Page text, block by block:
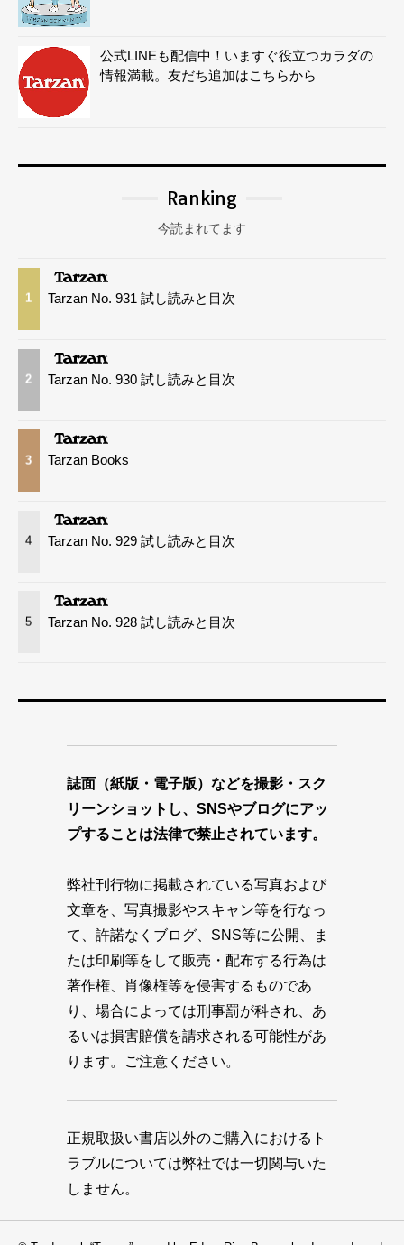
公式LINEも配信中！いますぐ役立つカラダの
情報満載。友だち追加はこちらから
Ranking
今読まれてます
1 Tarzan No. 931 試し読みと目次
2 Tarzan No. 930 試し読みと目次
3 Tarzan Books
4 Tarzan No. 929 試し読みと目次
5 Tarzan No. 928 試し読みと目次
誌面（紙版・電子版）などを撮影・スク
リーンショットし、SNSやブログにアッ
プすることは法律で禁止されています。
弊社刊行物に掲載されている写真および
文章を、写真撮影やスキャン等を行なっ
て、許諾なくブログ、SNS等に公開、ま
たは印刷等をして販売・配布する行為は
著作権、肖像権等を侵害するものであ
り、場合によっては刑事罰が科され、あ
るいは損害賠償を請求される可能性があ
ります。ご注意ください。
正規取扱い書店以外のご購入におけるト
ラブルについては弊社では一切関与いた
しません。